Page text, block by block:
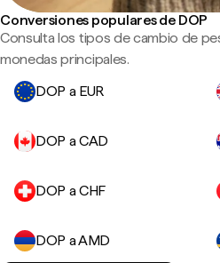
Conversiones populares de DOP
Consulta los tipos de cambio de
monedas principales.
DOP a EUR
DOP a CAD
DOP a CHF
DOP a AMD